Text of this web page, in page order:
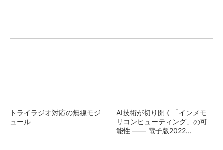
トライラジオ対応の無線モジ
ュール
AI技術が切り開く「インメモ
リコンピューティング」の可
能性 ―― 電子版2022...